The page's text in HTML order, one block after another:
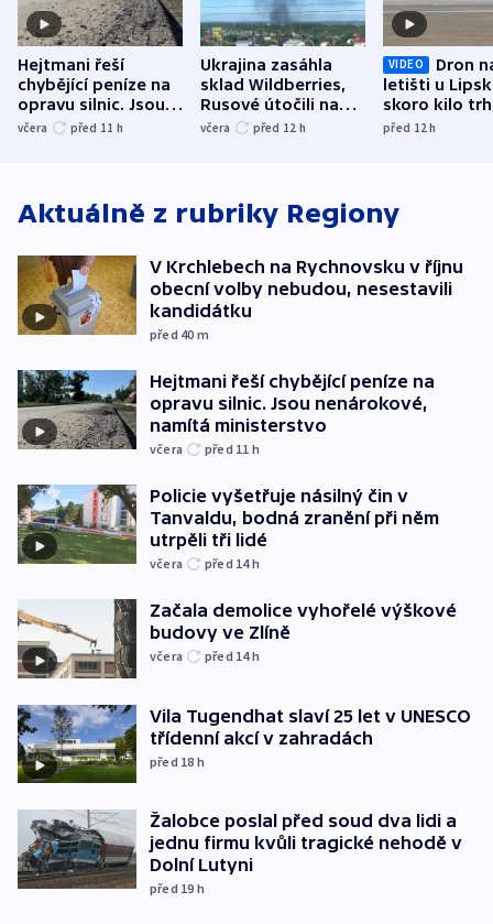
Hejtmani řeší
chybějící peníze na
opravu silnic. Jsou
nenárokové, namítá
včera před 11 h
Ukrajina zasáhla
sklad Wildberries,
Rusové útočili na
trh, hasiče či
včera před 12 h
VIDEO
Dron
letišti u
skoro kilo
indicie
před 12h
Aktuálně z rubriky Regiony
V Krchlebech na Rychnovsku v říjnu
obecní volby nebudou, nesestavili
kandidátku
před 40 m
Hejtmani řeší chybějící peníze na
opravu silnic. Jsou nenárokové,
namítá ministerstvo
včera před 11 h
Policie vyšetřuje násilný čin v
Tanvaldu, bodná zranění při něm
utrpěli tři lidé
včera před 14h
Začala demolice vyhořelé výškové
budovy ve Zlíně
včera před 14h
Vila Tugendhat slaví 25 let v UNESCO
třídenní akcí v zahradách
před 18 h
Žalobce poslal před soud dva lidi a
jednu firmu kvůli tragické nehodě v
Dolní Lutyni
před 19 h